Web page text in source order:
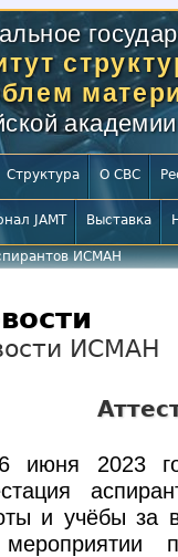
Структура О СВС
JAMT Выставка
ИСМАН
ИСМАН
июня 2023
и учёбы за